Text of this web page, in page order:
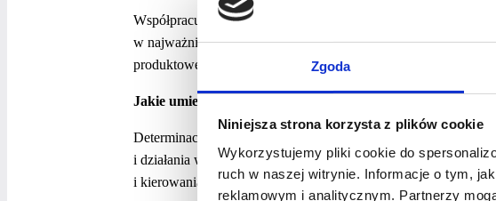
Zgoda
Niniejsza strona korzysta z plików cookie
Wykorzystujemy pliki cookie do
ruch w naszej witrynie. Informacje o tym,
reklamowym i analitycznym. Partnerzy
Współpracuję z dużymi firmami z branży. Biorę udział w
w najważniejszych imprezach branżowych i targach w
produktowe, jak i wyjazdy na targi są dla mnie kopalnią wiedzy i
Jakie umiejętności uważasz za kluczowe dla sukcesu w
Determinację, elastyczność, samodzielność, samodyscyplinę,
i działania w dynamicznym środowisku biznesowym,
i kierowania zespołem, umiejętność zarządzania czasem.